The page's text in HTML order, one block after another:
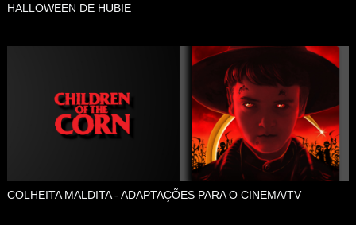
HALLOWEEN DE HUBIE
COLHEITA MALDITA - ADAPTAÇÕES PARA O CINEMA/TV